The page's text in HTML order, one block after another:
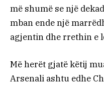
më shumë se një
mban ende një
agjentin dhe rrethin e
Më herët gjatë këtij
Arsenali ashtu edhe